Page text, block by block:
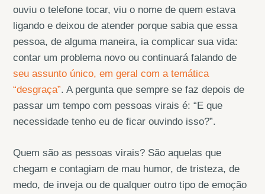
ouviu o telefone tocar, viu o nome de quem estava
ligando e deixou de atender porque sabia que essa
pessoa, de alguma maneira, ia complicar sua vida:
contar um problema novo ou continuará falando de
seu assunto único, em geral com a temática
“desgraça”. A pergunta que sempre se faz depois de
passar um tempo com pessoas virais é: “E que
necessidade tenho eu de ficar ouvindo isso?”.
Quem são as pessoas virais? São aquelas que
chegam e contagiam de mau humor, de tristeza, de
medo, de inveja ou de qualquer outro tipo de emoção